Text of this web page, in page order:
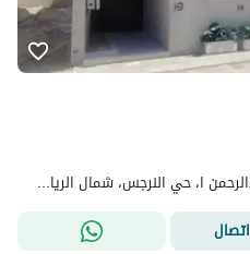
شارع الأمين المهندس عبدالله بن عبدالرحمن ا، حي النرجس، شمال الرياض، الرياض
اتصال